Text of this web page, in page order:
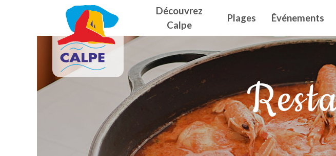
Aller au contenu principal Navegación principal
Découvrez
Calpe
Plages Événements